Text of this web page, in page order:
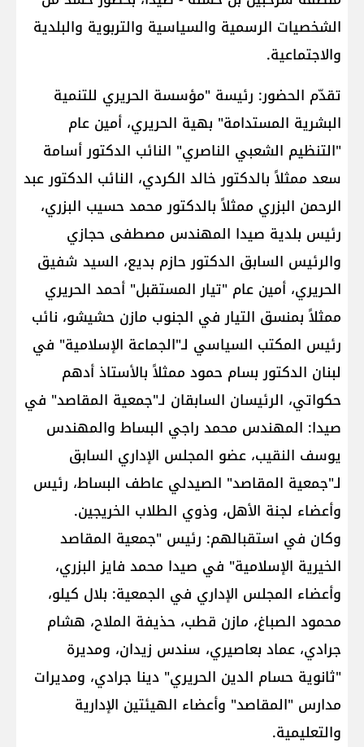
الشخصيات الرسمية والسياسية والتربوية والبلدية
والاجتماعية.
تقدّم الحضور: رئيسة "مؤسسة الحريري للتنمية
البشرية المستدامة" بهية الحريري، أمين عام
"التنظيم الشعبي الناصري" النائب الدكتور أسامة
سعد ممثلاً بالدكتور خالد الكردي، النائب الدكتور عبد
الرحمن البزري ممثلاً بالدكتور محمد حسيب البزري،
رئيس بلدية صيدا المهندس مصطفى حجازي
والرئيس السابق الدكتور حازم بديع، السيد شفيق
الحريري، أمين عام "تيار المستقبل" أحمد الحريري
ممثلاً بمنسق التيار في الجنوب مازن حشيشو، نائب
رئيس المكتب السياسي لـ"الجماعة الإسلامية" في
لبنان الدكتور بسام حمود ممثلاً بالأستاذ أدهم
حكواتي، الرئيسان السابقان لـ"جمعية المقاصد" في
صيدا: المهندس محمد راجي البساط والمهندس
يوسف النقيب، عضو المجلس الإداري السابق
لـ"جمعية المقاصد" الصيدلي عاطف البساط، رئيس
وأعضاء لجنة الأهل، وذوي الطلاب الخريجين.
وكان في استقبالهم: رئيس "جمعية المقاصد
الخيرية الإسلامية" في صيدا محمد فايز البزري،
وأعضاء المجلس الإداري في الجمعية: بلال كيلو،
محمود الصباغ، مازن قطب، حذيفة الملاح، هشام
جرادي، عماد بعاصيري، سندس زيدان، ومديرة
"ثانوية حسام الدين الحريري" دينا جرادي، ومديرات
مدارس "المقاصد" وأعضاء الهيئتين الإدارية
والتعليمية.